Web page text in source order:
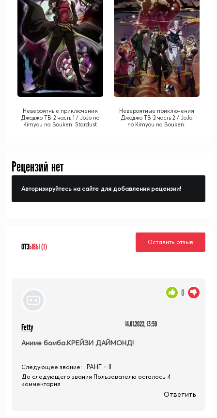
Невероятные приключения
Джоджо ТВ-2 часть 1 / JoJo no
Kimyou na Bouken: Stardust
Невероятные приключения
Джоджо ТВ-2 часть 2 / JoJo
no Kimyou na Bouken:
Рецензий нет
Авторизируйтесь на сайте для добавления рецензии!
ОТЗЫВЫ (1)
Оставить отзыв
Fetty 14.01.2022, 13:59
Аниме бомба.КРЕЙЗИ ДАЙМОНД!
0
Следующее звание: РАНГ - II
До следующего звания Пользователю осталось 4
комментария
Ответить